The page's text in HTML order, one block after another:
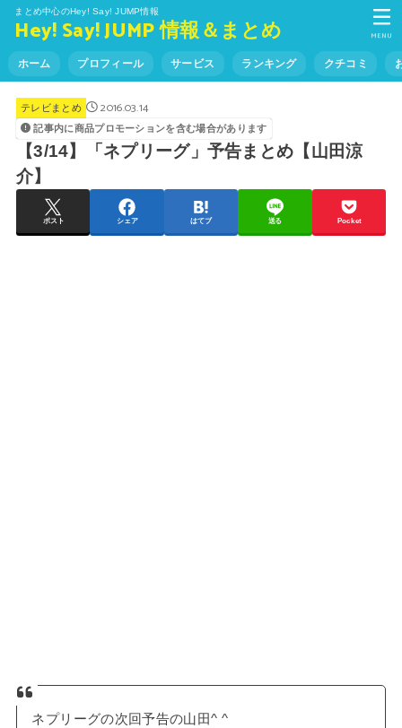
まとめ中心のHey! Say! JUMP情報
Hey! Say! JUMP 情報＆まとめ
ホーム プロフィール サービス ランキング クチコミ
MENU
テレビまとめ 2016.03.14
記事内に商品プロモーションを含む場合があります
【3/14】「ネプリーグ」予告まとめ【山田涼
介】
ポスト シェア はてブ 送る Pocket
ネプリーグの次回予告の山田^ ^